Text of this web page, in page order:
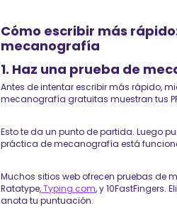
Cómo escribir más
mecanografía
1. Haz una prueba de
Antes de intentar escribir más rápido,
mecanografía gratuitas muestran tus
Esto te da un punto de partida. Luego
práctica de mecanografía está
Muchos sitios web ofrecen pruebas de
Ratatype,Typing.com, y 10FastFingers.
anota tu puntuación.